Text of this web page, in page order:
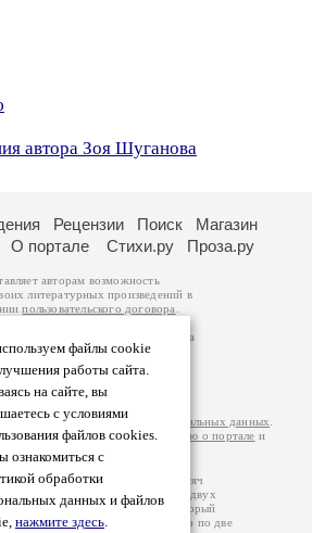
автора Зоя Шуганова
файлы cookie
работы сайта.
на сайте, вы
с условиями
файлов cookies.
ознакомиться с
обработки
данных и файлов
нажмите здесь.
Рецензии Поиск
Магазин
О портале Стихи.ру Проза.ру
авторам возможность
литературных произведений в
пользовательского договора
принадлежат авторам
произведений возможна
к которому вы можете
странице. Ответственность за
несут самостоятельно на
изаконодательства
Политики обработки персональных данных
более подробнуюинформацию о портале и
Стихи.ру – порядка 200 тысяч
сумме просматривают более двух
счетчика посещаемости, который
текста. В каждой графе указано по две